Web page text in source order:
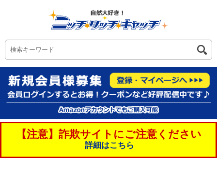
【注意】詐欺サイトにご注意ください
詳細はこちら